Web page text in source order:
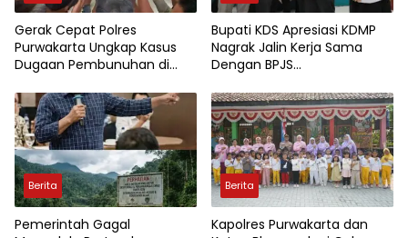
Gerak Cepat Polres
Purwakarta Ungkap Kasus
Dugaan Pembunuhan di
Diamankan Sesaat Setelah
Kejadian
Bupati KDS Apresiasi KDMP
Nagrak Jalin Kerja Sama
Dengan BPJS
Berita
Pemerintah Gagal
Berita
Kapolres Purwakarta dan